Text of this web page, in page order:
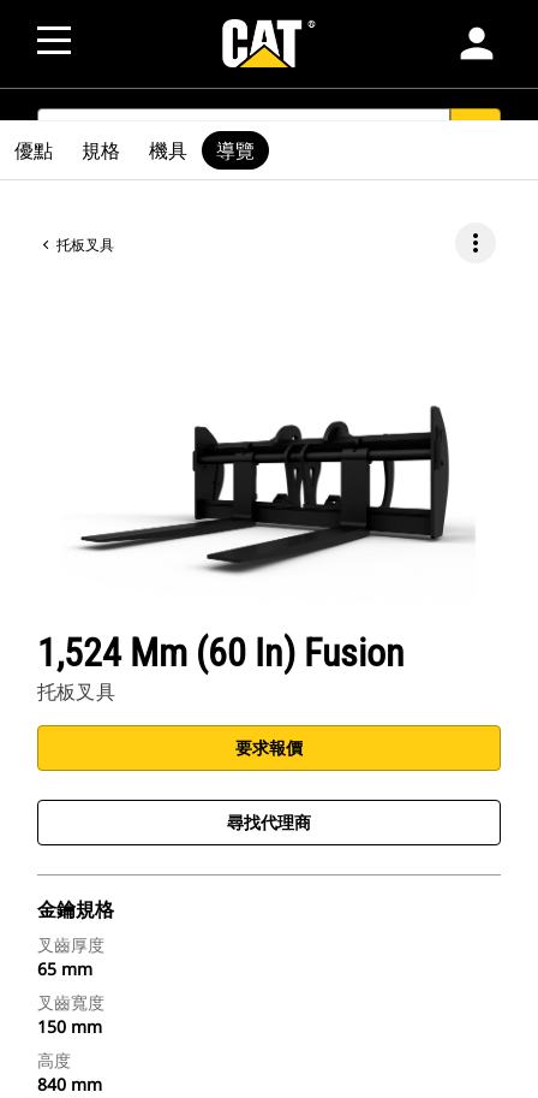
person
SEARCH
托板叉具 more_vert
1,524 Mm (60 In) Fusion
托板叉具
要求報價
尋找代理商
金鑰規格
叉齒厚度
65 mm
叉齒寬度
150 mm
高度
840 mm
優點 規格 機具 導覽